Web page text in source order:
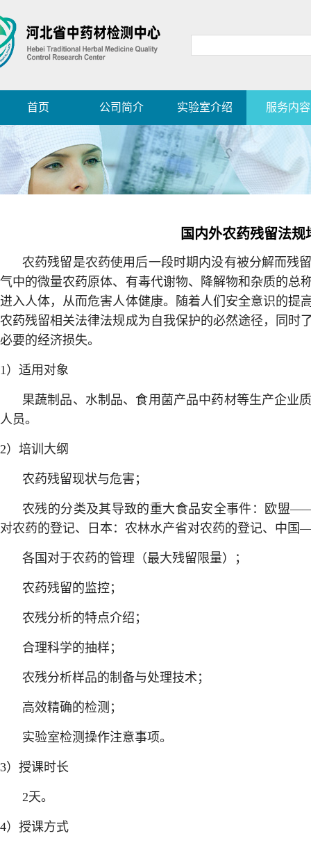
首页 公司简介 实验室介绍 服务内容
国内外农药残留法规
农药残留是农药使用后一段时期内没有被分解而残
气中的微量农药原体、有毒代谢物、降解物和杂质的总
进入人体，从而危害人体健康。随着人们安全意识的提
农药残留相关法律法规成为自我保护的必然途径，同时
必要的经济损失。
1）适用对象
果蔬制品、水制品、食用菌产品中药材等生产企业
人员。
2）培训大纲
农药残留现状与危害；
农残的分类及其导致的重大食品安全事件：欧盟
对农药的登记、日本：农林水产省对农药的登记、中
各国对于农药的管理（最大残留限量）；
农药残留的监控；
农残分析的特点介绍；
合理科学的抽样；
农残分析样品的制备与处理技术；
高效精确的检测；
实验室检测操作注意事项。
3）授课时长
2天。
4）授课方式